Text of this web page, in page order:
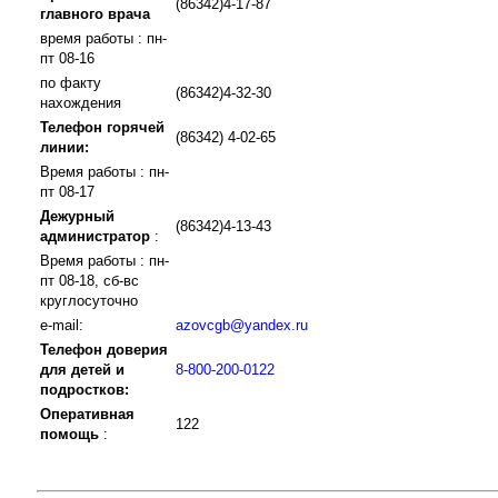
главного врача
(86342)4-17-87
время работы : пн-
пт 08-16
по факту
нахождения
(86342)4-32-30
Телефон горячей
линии:
(86342) 4-02-65
Время работы : пн-
пт 08-17
Дежурный
администратор :
(86342)4-13-43
Время работы : пн-
пт 08-18, сб-вс
круглосуточно
e-mail:
azovcgb@yandex.ru
Телефон доверия
для детей и
подростков:
8-800-200-0122
Оперативная
помощь :
122